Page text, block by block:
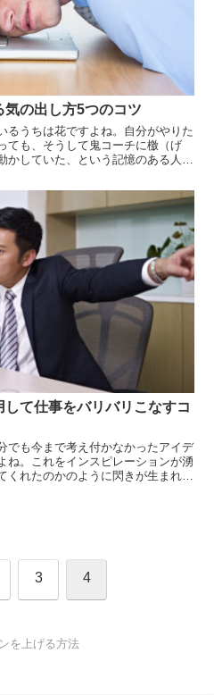
の出し方5つのコツ
るうちは花ですよね。自分がやりた
ても、そうして鬼コーチに檄（げ
かしていた、という記憶のある人も
せん。仕事のやる気を出そうともせ
て仕事をバリバリこなすコ
でも今まで考え付かなかったアイデ
ね。これをインスピレーションが湧
くれたのかのように閃きが生まれま
3 4
を上げる方法